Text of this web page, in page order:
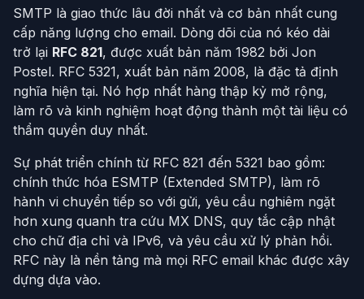
SMTP là giao thức lâu đời nhất và cơ bản nhất cung
cấp năng lượng cho email. Dòng dõi của nó kéo dài
trở lại RFC 821, được xuất bản năm 1982 bởi Jon
Postel. RFC 5321, xuất bản năm 2008, là đặc tả định
nghĩa hiện tại. Nó hợp nhất hàng thập kỷ mở rộng,
làm rõ và kinh nghiệm hoạt động thành một tài liệu có
thẩm quyền duy nhất.
Sự phát triển chính từ RFC 821 đến 5321 bao gồm:
chính thức hóa ESMTP (Extended SMTP), làm rõ
hành vi chuyển tiếp so với gửi, yêu cầu nghiêm ngặt
hơn xung quanh tra cứu MX DNS, quy tắc cập nhật
cho chữ địa chỉ và IPv6, và yêu cầu xử lý phản hồi.
RFC này là nền tảng mà mọi RFC email khác được xây
dựng dựa vào.